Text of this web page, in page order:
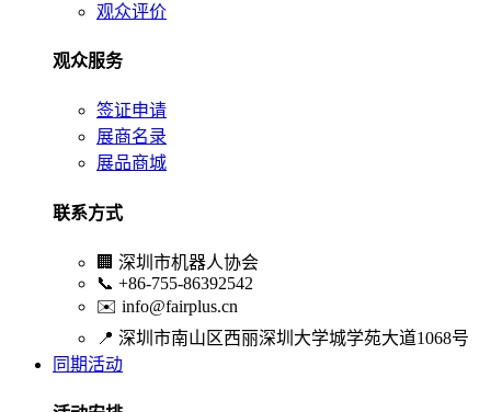
观众评价
观众服务
签证申请
展商名录
展品商城
联系方式
🏢 深圳市机器人协会
📞 +86-755-86392542
✉️ info@fairplus.cn
📍 深圳市南山区西丽深圳大学城学苑大道1068号
同期活动